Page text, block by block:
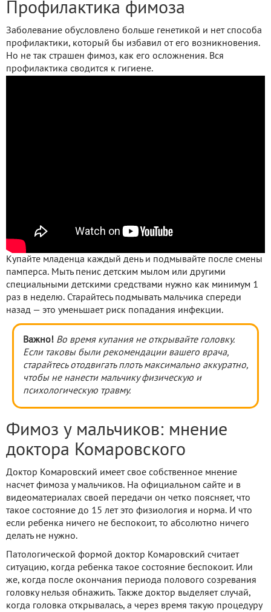
Профилактика фимоза
Заболевание обусловлено больше генетикой и нет способа
профилактики, который бы избавил от его возникновения.
Но не так страшен фимоз, как его осложнения. Вся
профилактика сводится к гигиене.
Купайте младенца каждый день и подмывайте после смены
памперса. Мыть пенис детским мылом или другими
специальными детскими средствами нужно как минимум 1
раз в неделю. Старайтесь подмывать мальчика спереди
назад — это уменьшает риск попадания инфекции.
Важно! Во время купания не открывайте головку.
Если таковы были рекомендации вашего врача,
старайтесь отодвигать плоть максимально аккуратно,
чтобы не нанести мальчику физическую и
психологическую травму.
Фимоз у мальчиков: мнение
доктора Комаровского
Доктор Комаровский имеет свое собственное мнение
насчет фимоза у мальчиков. На официальном сайте и в
видеоматериалах своей передачи он четко поясняет, что
такое состояние до 15 лет это физиология и норма. И что
если ребенка ничего не беспокоит, то абсолютно ничего
делать не нужно.
Патологической формой доктор Комаровский считает
ситуацию, когда ребенка такое состояние беспокоит. Или
же, когда после окончания периода полового созревания
головку нельзя обнажить. Также доктор выделяет случай,
когда головка открывалась, а через время такую процедуру